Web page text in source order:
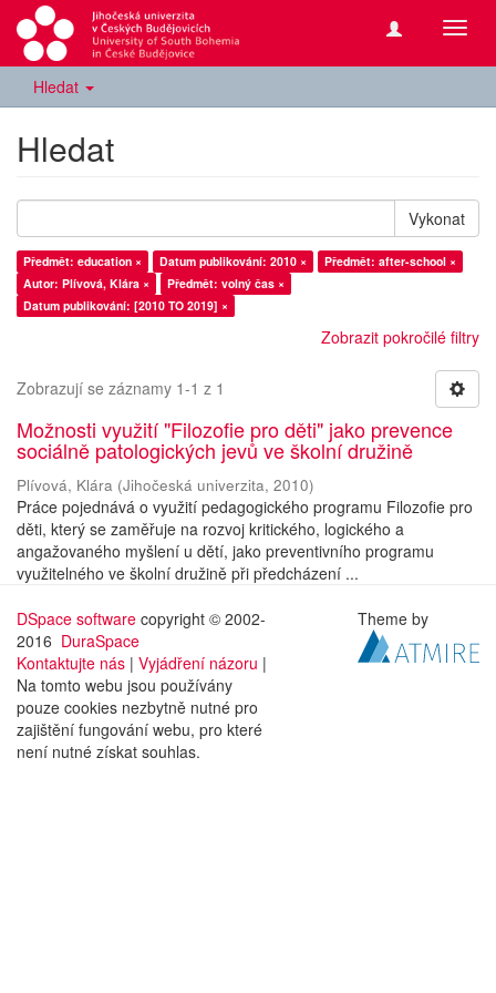
Hledat
Hledat
Vykonat
Předmět: education × Datum publikování: 2010 ×
Předmět: after-school ×
Autor: Plívová, Klára ×
Předmět: volný čas ×
Datum publikování: [2010 TO 2019] ×
Zobrazit pokročilé filtry
Zobrazují se záznamy 1-1 z 1
Možnosti využití "Filozofie pro děti" jako prevence
sociálně patologických jevů ve školní družině
Plívová, Klára (Jihočeská univerzita, 2010)
Práce pojednává o využití pedagogického programu Filozofie pro
děti, který se zaměřuje na rozvoj kritického, logického a
angažovaného myšlení u dětí, jako preventivního programu
využitelného ve školní družině při předcházení ...
DSpace software copyright © 2002-
2016 DuraSpace
Kontaktujte nás | Vyjádření názoru |
Na tomto webu jsou používány
pouze cookies nezbytně nutné pro
zajištění fungování webu, pro které
není nutné získat souhlas.
Theme by